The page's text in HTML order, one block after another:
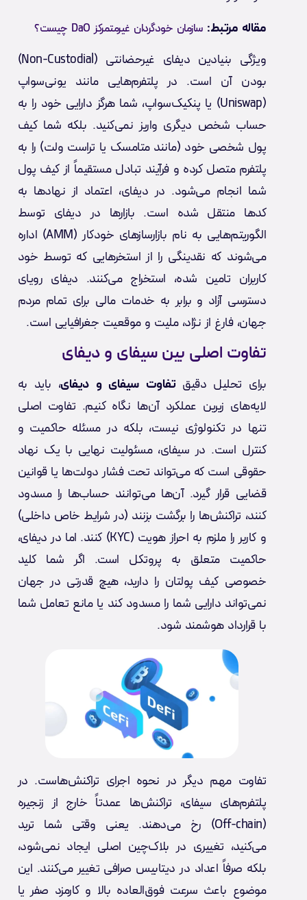
مقاله مرتبط: سازمان خودگردان غیرمتمرکز DaO چیست؟
ویژگی بنیادین دیفای غیرحضانتی (Non-Custodial)
بودن آن است. در پلتفرم‌هایی مانند یونی‌سواپ
(Uniswap) یا پنکیک‌سواپ، شما هرگز دارایی خود را به
حساب شخص دیگری واریز نمی‌کنید. بلکه شما کیف
پول شخصی خود (مانند متامسک یا تراست ولت) را به
پلتفرم متصل کرده و فرآیند تبادل مستقیماً از کیف پول
شما انجام می‌شود. در دیفای، اعتماد از نهادها به
کدها منتقل شده است. بازارها در دیفای توسط
الگوریتم‌هایی به نام بازارسازهای خودکار (AMM) اداره
می‌شوند که نقدینگی را از استخرهایی که توسط خود
کاربران تامین شده، استخراج می‌کنند. دیفای رویای
دسترسی آزاد و برابر به خدمات مالی برای تمام مردم
جهان، فارغ از نژاد، ملیت و موقعیت جغرافیایی است.
تفاوت اصلی بین سیفای و دیفای
برای تحلیل دقیق تفاوت سیفای و دیفای، باید به
لایه‌های زیرین عملکرد آن‌ها نگاه کنیم. تفاوت اصلی
تنها در تکنولوژی نیست، بلکه در مسئله حاکمیت و
کنترل است. در سیفای، مسئولیت نهایی با یک نهاد
حقوقی است که می‌تواند تحت فشار دولت‌ها یا قوانین
قضایی قرار گیرد. آن‌ها می‌توانند حساب‌ها را مسدود
کنند، تراکنش‌ها را برگشت بزنند (در شرایط خاص داخلی)
و کاربر را ملزم به احراز هویت (KYC) کنند. اما در دیفای،
حاکمیت متعلق به پروتکل است. اگر شما کلید
خصوصی کیف پولتان را دارید، هیچ قدرتی در جهان
نمی‌تواند دارایی شما را مسدود کند یا مانع تعامل شما
با قرارداد هوشمند شود.
تفاوت مهم دیگر در نحوه اجرای تراکنش‌هاست. در
پلتفرم‌های سیفای، تراکنش‌ها عمدتاً خارج از زنجیره
(Off-chain) رخ می‌دهند. یعنی وقتی شما ترید
می‌کنید، تغییری در بلاک‌چین اصلی ایجاد نمی‌شود،
بلکه صرفاً اعداد در دیتابیس صرافی تغییر می‌کنند. این
موضوع باعث سرعت فوق‌العاده بالا و کارمزد صفر یا